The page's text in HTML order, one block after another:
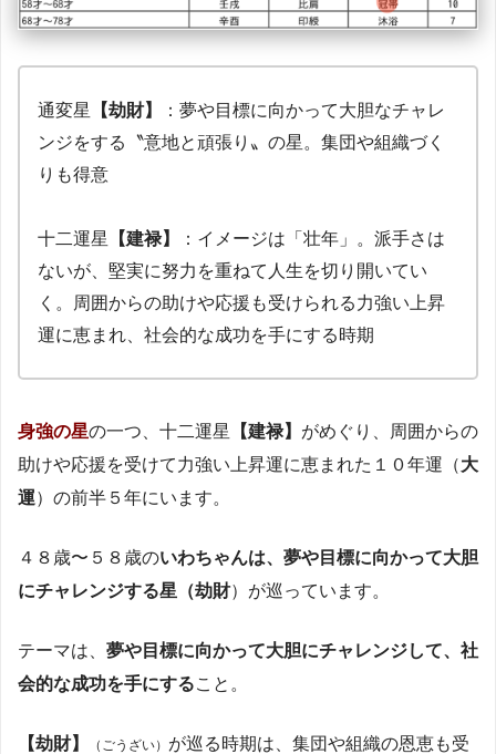
通変星 【劫財】
：夢や目標に向かって大胆なチャレ
ンジをする〝意地と頑張り〟の星。集団や組織づく
りも得意
十二運星 【建禄】
：イメージは「壮年」。派手さは
ないが、堅実に努力を重ねて人生を切り開いてい
く。周囲からの助けや応援も受けられる力強い上昇
運に恵まれ、社会的な成功を手にする時期
身強の星の一つ、十二運星 【建禄】 がめぐり、周囲からの
助けや応援を受けて力強い上昇運に恵まれた１０年運（大
運）の前半５年にいます。
４８歳〜５８歳のいわちゃんは、夢や目標に向かって大胆
にチャレンジする星（劫財）が巡っています。
テーマは、 夢や目標に向かって大胆にチャレンジして、社
会的な成功を手にすること。
【劫財】 （ごうざい） が巡る時期は、集団や組織の恩恵も受